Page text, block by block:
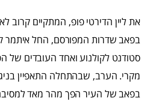
את ליין הדירטי פופ, המתקיים קרוב
בפאב שדרות המפורסם, החל איתמר
סטודנט לקולנוע ואחד העובדים של
מקרי. הערב, שבהתחלה התאפיין
בפאב של העיר הפך מהר מאד